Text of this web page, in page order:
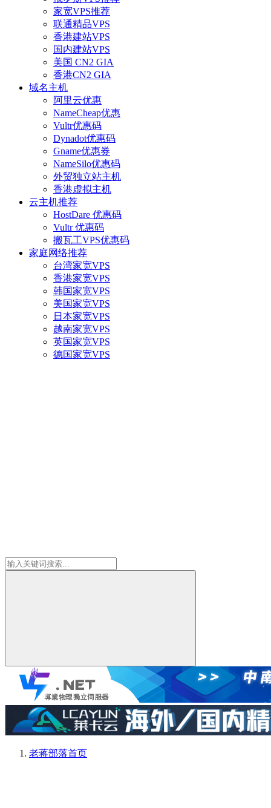
家宽VPS推荐
联通精品VPS
香港建站VPS
国内建站VPS
美国 CN2 GIA
香港CN2 GIA
域名主机
阿里云优惠
NameCheap优惠
Vultr优惠码
Dynadot优惠码
Gname优惠券
NameSilo优惠码
外贸独立站主机
香港虚拟主机
云主机推荐
HostDare 优惠码
Vultr 优惠码
搬瓦工VPS优惠码
家庭网络推荐
台湾家宽VPS
香港家宽VPS
韩国家宽VPS
美国家宽VPS
日本家宽VPS
越南家宽VPS
英国家宽VPS
德国家宽VPS
老蒋部落首页